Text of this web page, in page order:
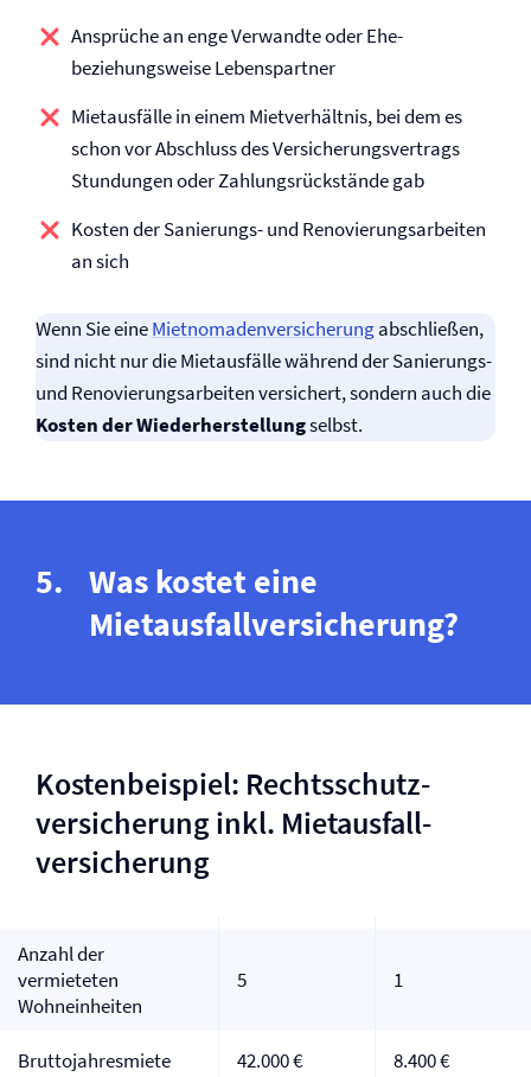
Ansprüche an enge Verwandte oder Ehe-
beziehungsweise Lebenspartner
Mietausfälle in einem Mietverhältnis, bei dem es
schon vor Abschluss des Versicherungsvertrags
Stundungen oder Zahlungsrückstände gab
Kosten der Sanierungs- und Renovierungsarbeiten
an sich
Wenn Sie eineMietnomaden­versicherungabschließen,
sind nicht nur die Mietausfälle während der Sanierungs-
und Renovierungsarbeiten versichert, sondern auch die
Kosten der Wiederherstellungselbst.
Was kostet eine
Mietausfall­versicherung?
Kostenbeispiel: Rechtsschutz­
versicherung inkl. Mietausfall­
versicherung
Anzahl der
vermieteten
Wohneinheiten
5 1
Bruttojahresmiete 42.000 € 8.400 €